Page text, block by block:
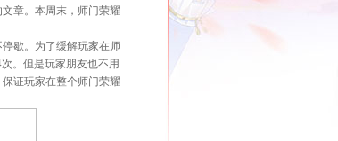
章。本周末，师门荣耀
歇。为了缓解玩家在师
。但是玩家朋友也不用
证玩家在整个师门荣耀